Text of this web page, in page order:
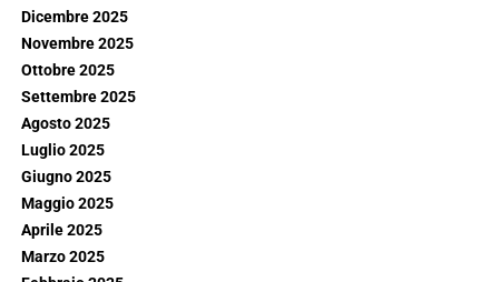
Dicembre 2025
Novembre 2025
Ottobre 2025
Settembre 2025
Agosto 2025
Luglio 2025
Giugno 2025
Maggio 2025
Aprile 2025
Marzo 2025